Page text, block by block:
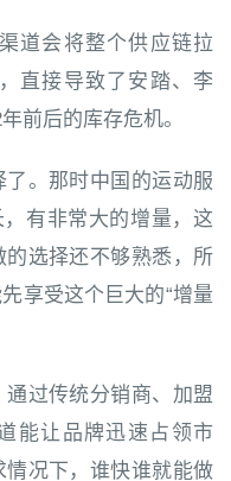
道会将整个供应链拉
直接导致了安踏、李
前后的库存危机。
。那时中国的运动服
有非常大的增量，这
选择还不够熟悉，所
享受这个巨大的“增量
过传统分销商、加盟
能让品牌迅速占领市
况下，谁快谁就能做